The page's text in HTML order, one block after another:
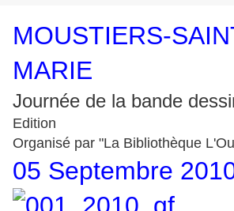
MOUSTIERS-
MARIE
Journée de la bande
Edition
Organisé par "La Bibliothèque
05 Septembre